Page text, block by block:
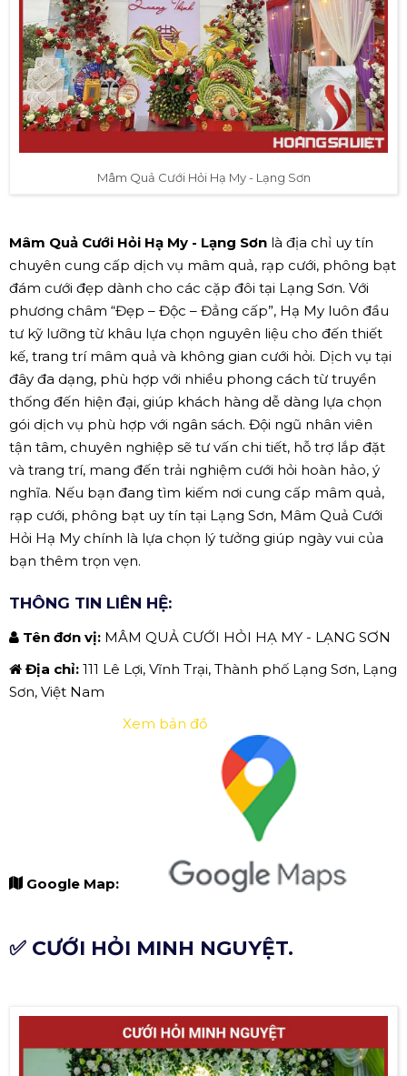
Mâm Quả Cưới Hỏi Hạ My - Lạng Sơn
Mâm Quả Cưới Hỏi Hạ My - Lạng Sơn là địa chỉ uy tín
chuyên cung cấp dịch vụ mâm quả, rạp cưới, phông bạt
đám cưới đẹp dành cho các cặp đôi tại Lạng Sơn. Với
phương châm “Đẹp – Độc – Đẳng cấp”, Hạ My luôn đầu
tư kỹ lưỡng từ khâu lựa chọn nguyên liệu cho đến thiết
kế, trang trí mâm quả và không gian cưới hỏi. Dịch vụ tại
đây đa dạng, phù hợp với nhiều phong cách từ truyền
thống đến hiện đại, giúp khách hàng dễ dàng lựa chọn
gói dịch vụ phù hợp với ngân sách. Đội ngũ nhân viên
tận tâm, chuyên nghiệp sẽ tư vấn chi tiết, hỗ trợ lắp đặt
và trang trí, mang đến trải nghiệm cưới hỏi hoàn hảo, ý
nghĩa. Nếu bạn đang tìm kiếm nơi cung cấp mâm quả,
rạp cưới, phông bạt uy tín tại Lạng Sơn, Mâm Quả Cưới
Hỏi Hạ My chính là lựa chọn lý tưởng giúp ngày vui của
bạn thêm trọn vẹn.
THÔNG TIN LIÊN HỆ:
Tên đơn vị: MÂM QUẢ CƯỚI HỎI HẠ MY - LẠNG SƠN
Địa chỉ: 111 Lê Lợi, Vĩnh Trại, Thành phố Lạng Sơn, Lạng
Sơn, Việt Nam
Google Map:
Xem bản đồ
✅ CƯỚI HỎI MINH NGUYỆT.